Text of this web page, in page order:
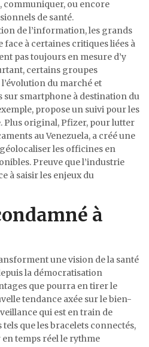
ou encore
de santé.
de l’information, les grands
à certaines critiques liées à
pas toujours en mesure d’y
certains groupes
du marché et
sur smartphone à destination du
propose un suivi pour les
Plus original, Pfizer, pour lutter
au Venezuela, a créé une
les officines en
Preuve que l’industrie
à saisir les enjeux du
à
une vision de la santé
la démocratisation
que pourra en tirer le
tendance axée sur le bien-
qui est en train de
tels que les bracelets connectés,
temps réel le rythme